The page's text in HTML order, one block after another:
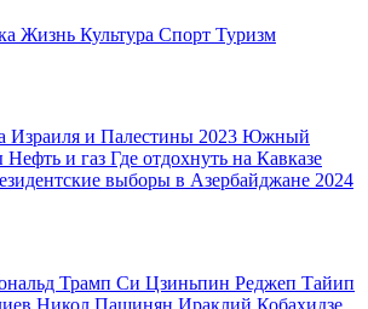
Жизнь Культура Спорт Туризм
Израиля и Палестины 2023 Южный
Нефть и газ Где отдохнуть на Кавказе
выборы в Азербайджане 2024
Трамп Си Цзиньпин Реджеп Тайип